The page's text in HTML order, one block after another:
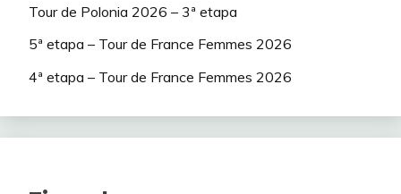
Tour de Polonia 2026 – 3ª etapa
5ª etapa – Tour de France Femmes 2026
4ª etapa – Tour de France Femmes 2026